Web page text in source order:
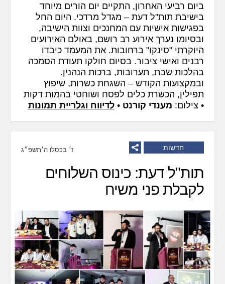
ביום רביעי האחרון, התקיים יום הורים מיוחד
בישיבת תות"ל דעת – מגדל מרדכי. היום החל
בפגישות אישיות עם המחנכים וצוות הישיבה,
ובסיומו נערך אירוע רב רושם, באולם האירועים
היוקרתי "סינקו" ברחובות. את המעמד כיבדו
רבנים ואישי ציבור. בסיום חולקו תעודת הסמכה
בהלכות שבת, תערובות, ברכות הנהנין.
ובמקצועות הקודש – השגחת כשרות, שיפוץ
תפילין, הכשרת כלים לפסח ושוחטי בהמות דקות
• צילום: מענדי קורנט •לדיווח וגלריית תמונות
חדשות ז׳ בכסלו ה׳תשפ״ג
תות"ל דעת: כינוס השלוחים
לקבלת פני משיח